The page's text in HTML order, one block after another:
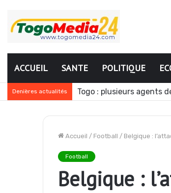
ACCUEIL SANTE POLITIQUE
Denières actualités Togo : plusieurs agents
Accueil / Football / Belgique :
Football
Belgique :